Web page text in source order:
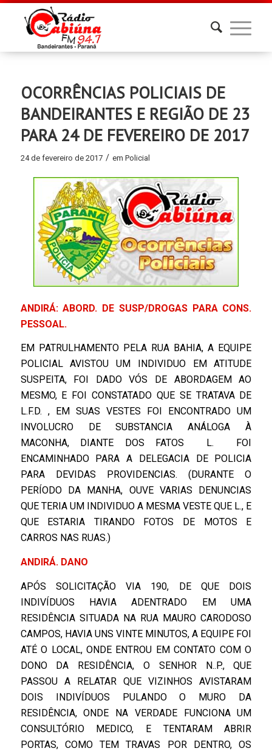
OCORRÊNCIAS POLICIAIS DE
BANDEIRANTES E REGIÃO DE 23
PARA 24 DE FEVEREIRO DE 2017
24 de fevereiro de 2017 / em Policial
ANDIRÁ: ABORD. DE SUSP/DROGAS PARA CONS.
PESSOAL.
EM PATRULHAMENTO PELA RUA BAHIA, A EQUIPE
POLICIAL AVISTOU UM INDIVIDUO EM ATITUDE
SUSPEITA, FOI DADO VÓS DE ABORDAGEM AO
MESMO, E FOI CONSTATADO QUE SE TRATAVA DE
L.F.D. , EM SUAS VESTES FOI ENCONTRADO UM
INVOLUCRO DE SUBSTANCIA ANÁLOGA À
MACONHA, DIANTE DOS FATOS L. FOI
ENCAMINHADO PARA A DELEGACIA DE POLICIA
PARA DEVIDAS PROVIDENCIAS. (DURANTE O
PERÍODO DA MANHA, OUVE VARIAS DENUNCIAS
QUE TERIA UM INDIVIDUO A MESMA VESTE QUE L., E
QUE ESTARIA TIRANDO FOTOS DE MOTOS E
CARROS NAS RUAS.)
ANDIRÁ. DANO
APÓS SOLICITAÇÃO VIA 190, DE QUE DOIS
INDIVÍDUOS HAVIA ADENTRADO EM UMA
RESIDÊNCIA SITUADA NA RUA MAURO CARODOSO
CAMPOS, HAVIA UNS VINTE MINUTOS, A EQUIPE FOI
ATÉ O LOCAL, ONDE ENTROU EM CONTATO COM O
DONO DA RESIDÊNCIA, O SENHOR N..P., QUE
PASSOU A RELATAR QUE VIZINHOS AVISTARAM
DOIS INDIVÍDUOS PULANDO O MURO DA
RESIDÊNCIA, ONDE NA VERDADE FUNCIONA UM
CONSULTÓRIO MEDICO, E TENTARAM ABRIR
PORTAS, COMO TEM TRAVAS POR DENTRO, OS